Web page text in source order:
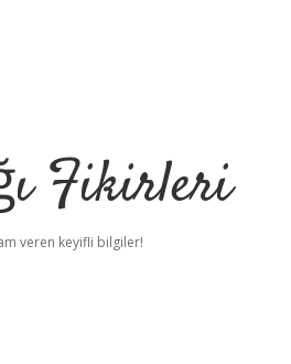
Fikirleri
veren keyifli bilgiler!